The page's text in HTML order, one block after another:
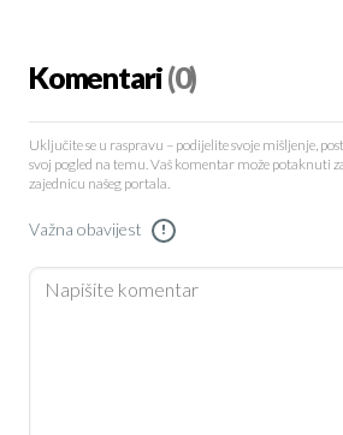
Komentari(0)
Uključite se u raspravu – podijelite svoje mišljenje,
svoj pogled na temu. Vaš komentar može potaknuti
zajednicu našeg portala.
Važna obavijest !